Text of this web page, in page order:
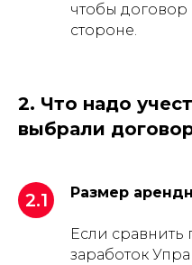
чтобы
стороне.
2. Что надо
выбрали
2.1 Размер
Если
заработок